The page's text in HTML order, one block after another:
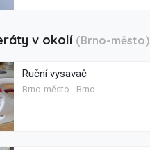
v okolí (Brno-město)
Ruční vysavač
Brno-město - Brno